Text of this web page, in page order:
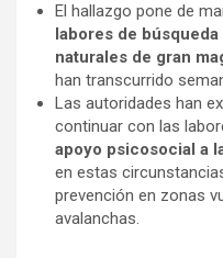
El hallazgo pone de
labores de
naturales de gran
han transcurrido
Las autoridades han
continuar con las
apoyo psicosocial a
en estas
prevención en zonas
avalanchas.